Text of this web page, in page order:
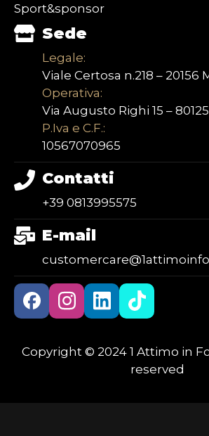
Sport&sponsor
Sede
Legale:
Viale Certosa n.218 – 20156
Operativa:
Via Augusto Righi 15 –
P.Iva e C.F.:
10567070965
Contatti
+39 0813995575
E-mail
Copyright © 2024 1 Attimo in
reserved